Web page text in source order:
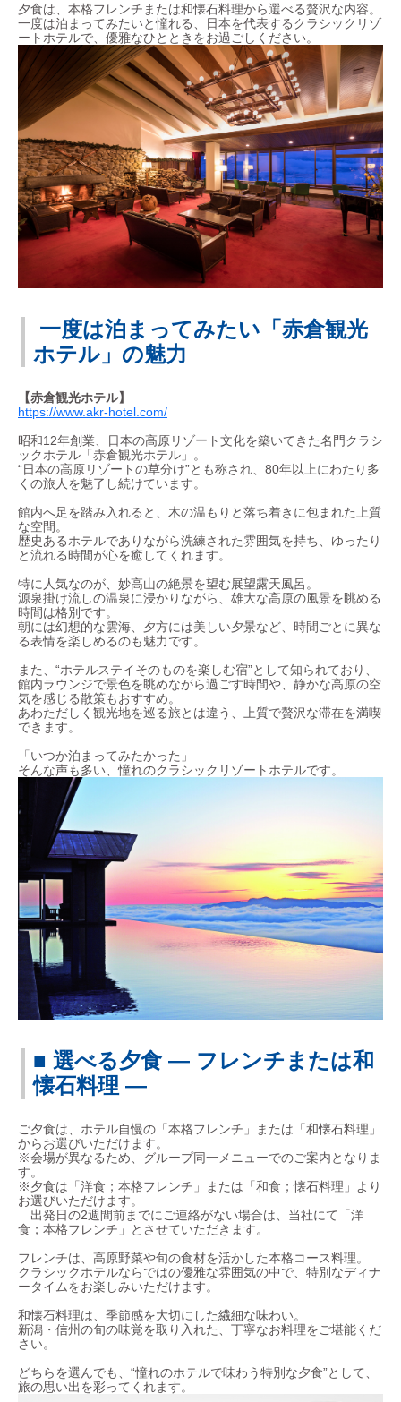
夕食は、本格フレンチまたは和懐石料理から選べる贅沢な内容。
一度は泊まってみたいと憧れる、日本を代表するクラシックリゾ
ートホテルで、優雅なひとときをお過ごしください。
一度は泊まってみたい「赤倉観光
ホテル」の魅力
【赤倉観光ホテル】
https://www.akr-hotel.com/
昭和12年創業、日本の高原リゾート文化を築いてきた名門クラシ
ックホテル「赤倉観光ホテル」。
“日本の高原リゾートの草分け”とも称され、80年以上にわたり多
くの旅人を魅了し続けています。
館内へ足を踏み入れると、木の温もりと落ち着きに包まれた上質
な空間。
歴史あるホテルでありながら洗練された雰囲気を持ち、ゆったり
と流れる時間が心を癒してくれます。
特に人気なのが、妙高山の絶景を望む展望露天風呂。
源泉掛け流しの温泉に浸かりながら、雄大な高原の風景を眺める
時間は格別です。
朝には幻想的な雲海、夕方には美しい夕景など、時間ごとに異な
る表情を楽しめるのも魅力です。
また、“ホテルステイそのものを楽しむ宿”として知られており、
館内ラウンジで景色を眺めながら過ごす時間や、静かな高原の空
気を感じる散策もおすすめ。
あわただしく観光地を巡る旅とは違う、上質で贅沢な滞在を満喫
できます。
「いつか泊まってみたかった」
そんな声も多い、憧れのクラシックリゾートホテルです。
■ 選べる夕食 ― フレンチまたは和
懐石料理 ―
ご夕食は、ホテル自慢の「本格フレンチ」または「和懐石料理」
からお選びいただけます。
※会場が異なるため、グループ同一メニューでのご案内となりま
す。
※夕食は「洋食；本格フレンチ」または「和食；懐石料理」より
お選びいただけます。
出発日の2週間前までにご連絡がない場合は、当社にて「洋
食；本格フレンチ」とさせていただきます。
フレンチは、高原野菜や旬の食材を活かした本格コース料理。
クラシックホテルならではの優雅な雰囲気の中で、特別なディナ
ータイムをお楽しみいただけます。
和懐石料理は、季節感を大切にした繊細な味わい。
新潟・信州の旬の味覚を取り入れた、丁寧なお料理をご堪能くだ
さい。
どちらを選んでも、“憧れのホテルで味わう特別な夕食”として、
旅の思い出を彩ってくれます。